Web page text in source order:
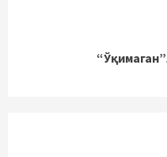
Reading